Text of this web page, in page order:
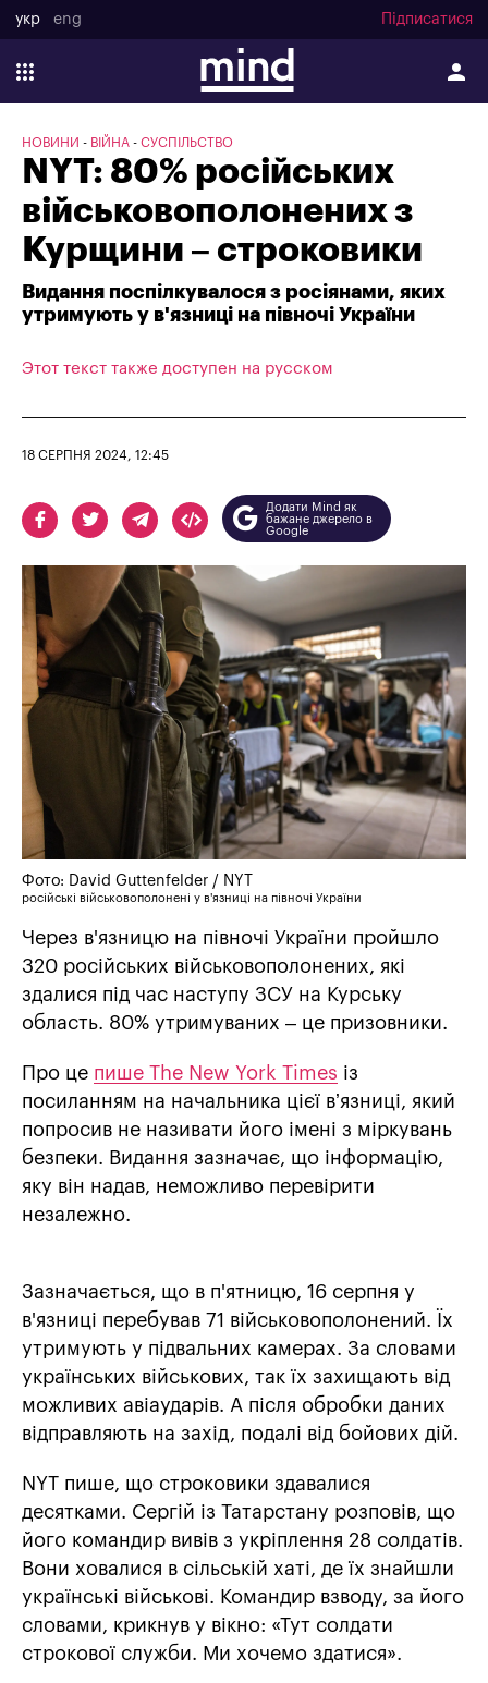
укр eng Підписатися
НОВИНИ ВІЙНА СУСПІЛЬСТВО
NYT: 80% російських
військовополонених з
Курщини – строковики
Видання поспілкувалося з росіянами, яких
утримують у в'язниці на півночі України
Этот текст также доступен на русском
18 СЕРПНЯ 2024, 12:45
Додати Mind як
бажане джерело в
Google
Фото: David Guttenfelder / NYT
російські військовополонені у в'язниці на півночі України
Через в'язницю на півночі України пройшло
320 російських військовополонених, які
здалися під час наступу ЗСУ на Курську
область. 80% утримуваних – це призовники.
Про це пише The New York Times із
посиланням на начальника цієї вʼязниці, який
попросив не називати його імені з міркувань
безпеки. Видання зазначає, що інформацію,
яку він надав, неможливо перевірити
незалежно.
Зазначається, що в п'ятницю, 16 серпня у
в'язниці перебував 71 військовополонений. Їх
утримують у підвальних камерах. За словами
українських військових, так їх захищають від
можливих авіаударів. А після обробки даних
відправляють на захід, подалі від бойових дій.
NYT пише, що строковики здавалися
десятками. Сергій із Татарстану розповів, що
його командир вивів з укріплення 28 солдатів.
Вони ховалися в сільській хаті, де їх знайшли
українські військові. Командир взводу, за його
словами, крикнув у вікно: «Тут солдати
строкової служби. Ми хочемо здатися».